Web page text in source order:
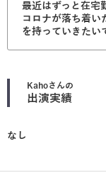
最近はずっと在宅
コロナが落ち着い
を持っていきたい
Kahoさんの
出演実績
なし